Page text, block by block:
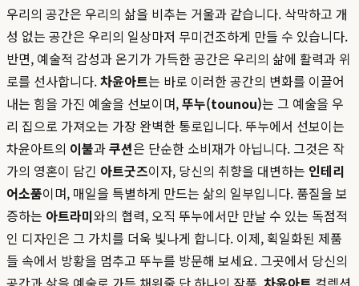
우리의 공간은 우리의 삶을 비추는 거울과 같습니다. 삭막하고 개
성 없는 공간은 우리의 일상마저 무미건조하게 만들 수 있습니다.
반면, 예술적 감성과 온기가 가득한 공간은 우리의 삶에 활력과 위
로를 선사합니다.차윤아트는 바로 이러한 공간의 변화를 이끌어
내는 힘을 가진 예술을 선보이며,뚜누(tounou)는 그 예술을 우
리 집으로 가져오는 가장 완벽한 통로입니다. 뚜누에서 선보이는
차윤아트의 이불과쿠션은 단순한 소비재가 아닙니다. 그것은 작
가의 영혼이 담긴 아트굿즈이자, 당신의 취향을 대변하는 인테리
어소품이며, 매일을 특별하게 만드는 삶의 일부입니다. 품질을 보
증하는 아트라미와의 협력, 오직 뚜누에서만 만날 수 있는 독점적
인 디자인은 그 가치를 더욱 빛나게 합니다. 이제, 획일화된 제품
들 속에서 방황을 멈추고 뚜누를 방문해 보세요. 그곳에서 당신의